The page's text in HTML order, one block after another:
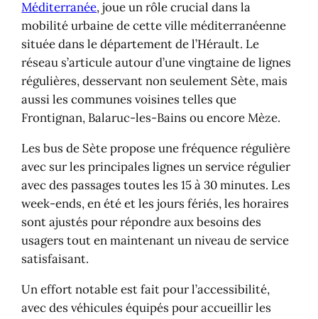
Méditerranée, joue un rôle crucial dans la
mobilité urbaine de cette ville méditerranéenne
située dans le département de l’Hérault. Le
réseau s’articule autour d’une vingtaine de lignes
régulières, desservant non seulement Sète, mais
aussi les communes voisines telles que
Frontignan, Balaruc-les-Bains ou encore Mèze.
Les bus de Sète propose une fréquence régulière
avec sur les principales lignes un service régulier
avec des passages toutes les 15 à 30 minutes. Les
week-ends, en été et les jours fériés, les horaires
sont ajustés pour répondre aux besoins des
usagers tout en maintenant un niveau de service
satisfaisant.
Un effort notable est fait pour l’accessibilité,
avec des véhicules équipés pour accueillir les